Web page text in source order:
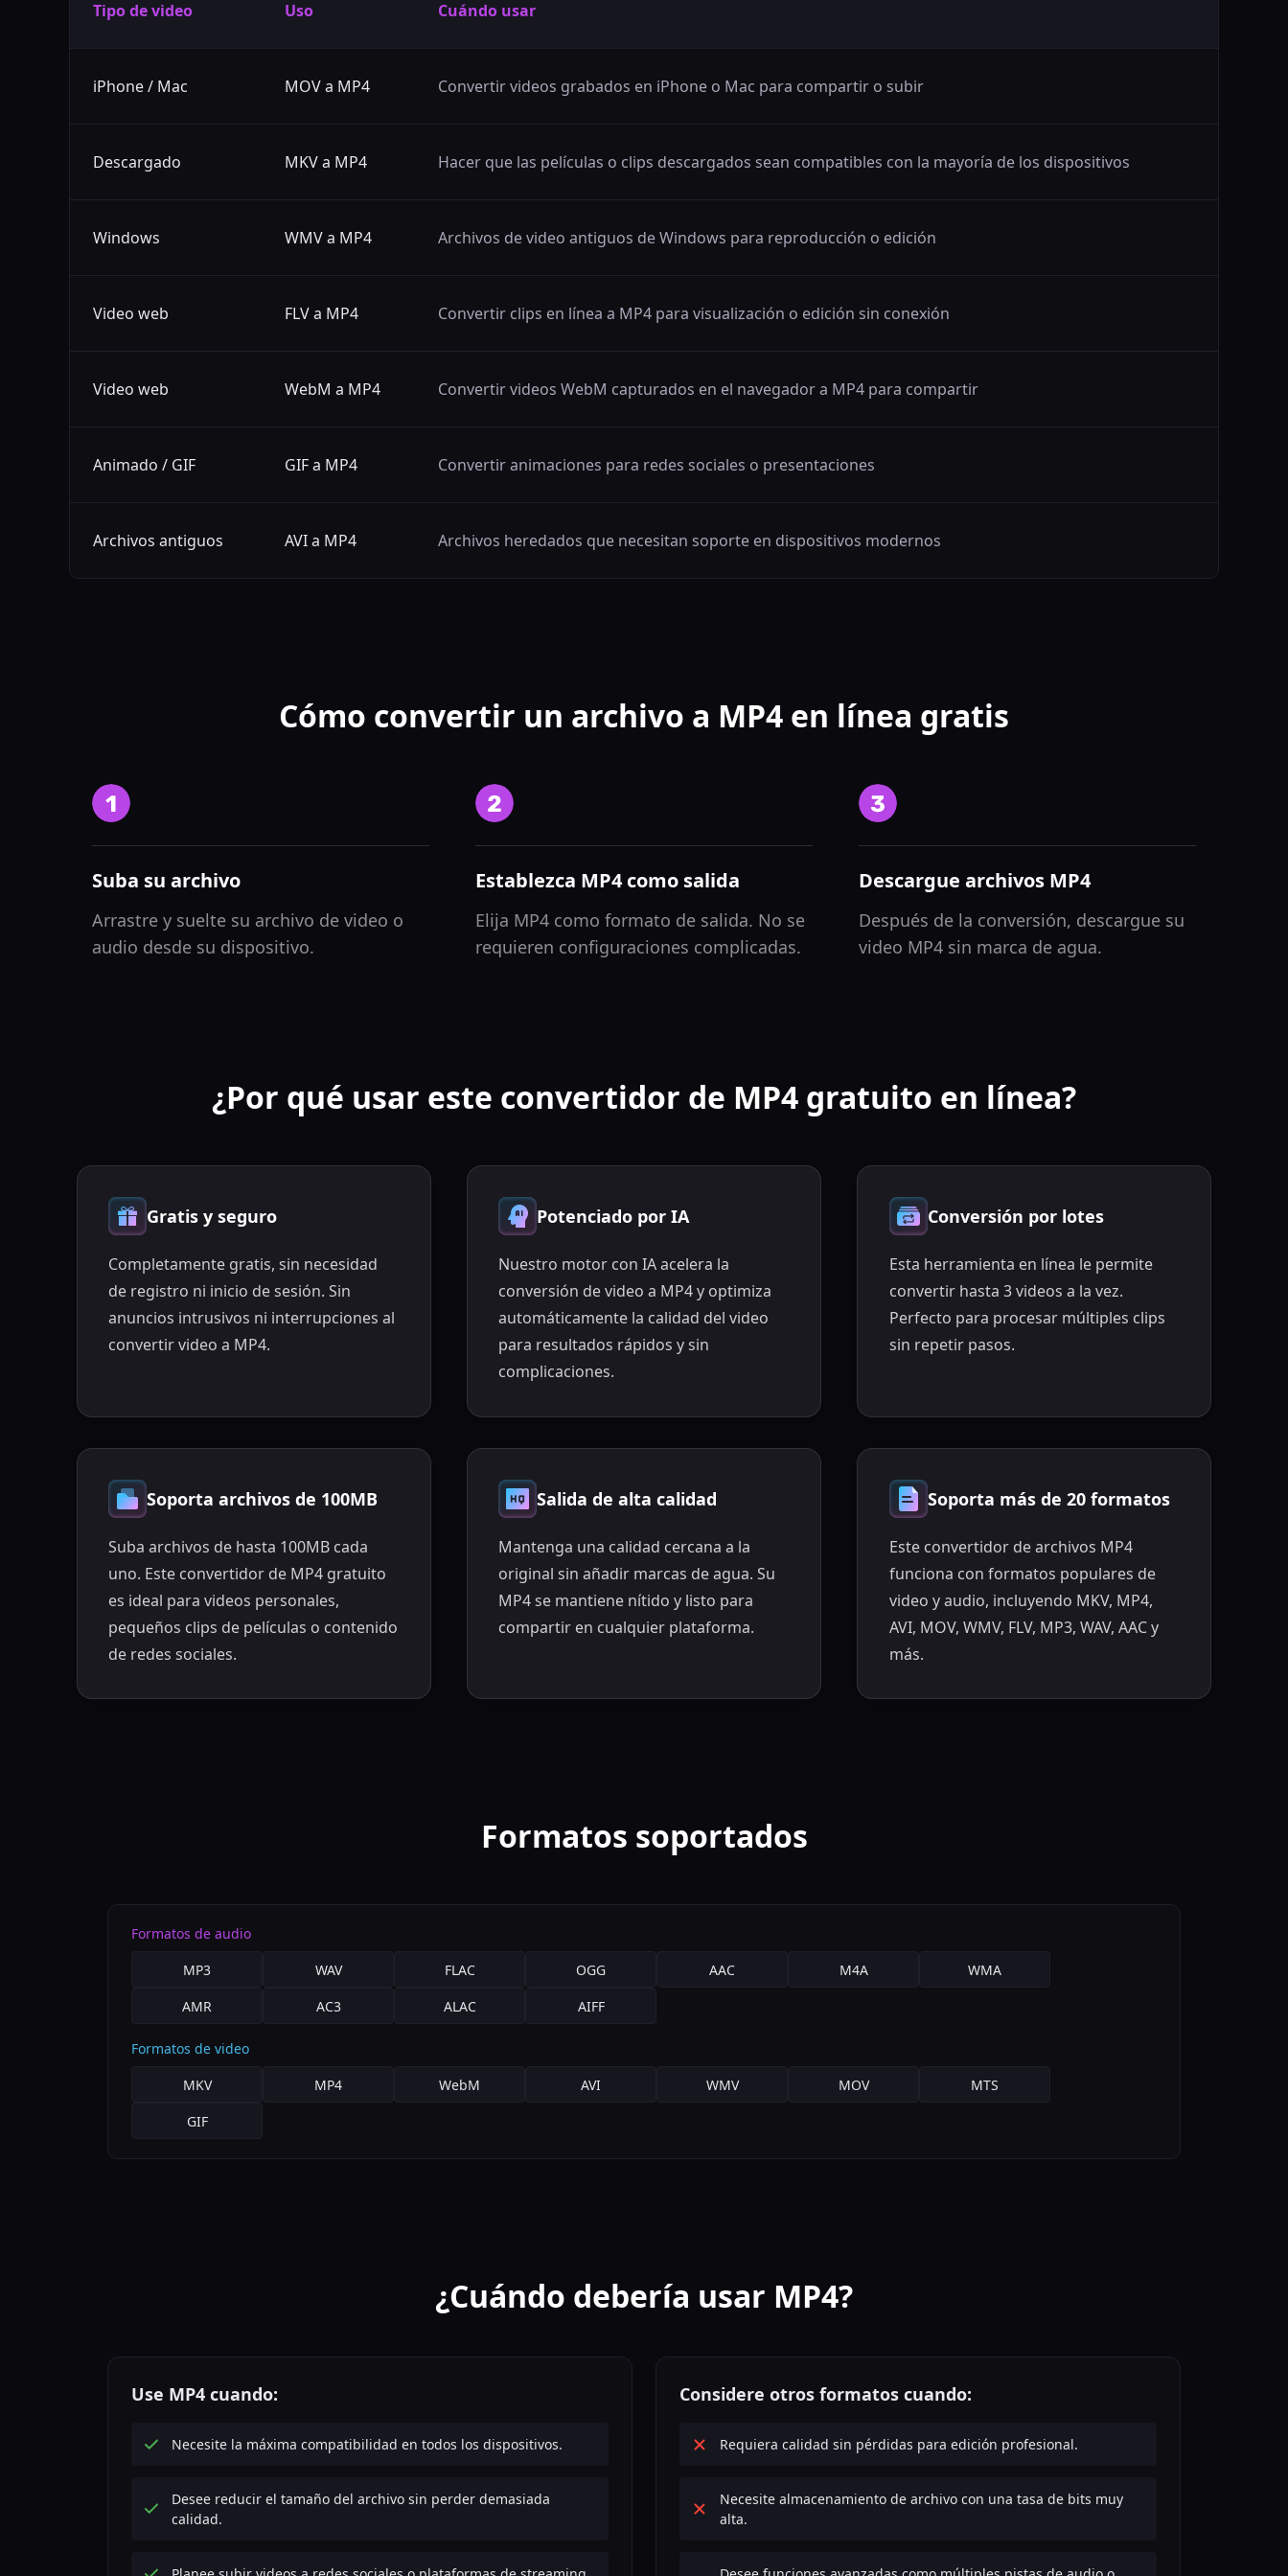
Tipo de video Uso Cuándo usar
iPhone / Mac MOV a MP4 Convertir videos grabados en iPhone o Mac para compartir o subir
Descargado MKV a MP4 Hacer que las películas o clips descargados sean compatibles con la mayoría de los dispositivos
Windows WMV a MP4 Archivos de video antiguos de Windows para reproducción o edición
Video web FLV a MP4 Convertir clips en línea a MP4 para visualización o edición sin conexión
Video web WebM a MP4 Convertir videos WebM capturados en el navegador a MP4 para compartir
Animado / GIF GIF a MP4 Convertir animaciones para redes sociales o presentaciones
Archivos antiguos AVI a MP4 Archivos heredados que necesitan soporte en dispositivos modernos
Cómo convertir un archivo a MP4 en línea gratis
Suba su archivo
Arrastre y suelte su archivo de video o
audio desde su dispositivo.
Establezca MP4 como salida
Elija MP4 como formato de salida. No se
requieren configuraciones complicadas.
Descargue archivos MP4
Después de la conversión, descargue su
video MP4 sin marca de agua.
¿Por qué usar este convertidor de MP4 gratuito en línea?
Gratis y seguro
Completamente gratis, sin necesidad
de registro ni inicio de sesión. Sin
anuncios intrusivos ni interrupciones al
convertir video a MP4.
Potenciado por IA
Nuestro motor con IA acelera la
conversión de video a MP4 y optimiza
automáticamente la calidad del video
para resultados rápidos y sin
complicaciones.
Conversión por lotes
Esta herramienta en línea le permite
convertir hasta 3 videos a la vez.
Perfecto para procesar múltiples clips
sin repetir pasos.
Soporta archivos de 100MB
Suba archivos de hasta 100MB cada
uno. Este convertidor de MP4 gratuito
es ideal para videos personales,
pequeños clips de películas o contenido
de redes sociales.
Salida de alta calidad
Mantenga una calidad cercana a la
original sin añadir marcas de agua. Su
MP4 se mantiene nítido y listo para
compartir en cualquier plataforma.
Soporta más de 20 formatos
Este convertidor de archivos MP4
funciona con formatos populares de
video y audio, incluyendo MKV, MP4,
AVI, MOV, WMV, FLV, MP3, WAV, AAC y
más.
Formatos soportados
Formatos de audio
MP3
WAV FLAC OGG AAC M4A
WMA
AMR
AC3 ALAC AIFF
Formatos de video
MKV
MP4 WebM AVI WMV MOV
MTS
GIF
¿Cuándo debería usar MP4?
Use MP4 cuando:
Necesite la máxima compatibilidad en todos los dispositivos.
Desee reducir el tamaño del archivo sin perder demasiada
calidad.
Considere otros formatos cuando:
Requiera calidad sin pérdidas para edición profesional.
Necesite almacenamiento de archivo con una tasa de bits muy
alta.